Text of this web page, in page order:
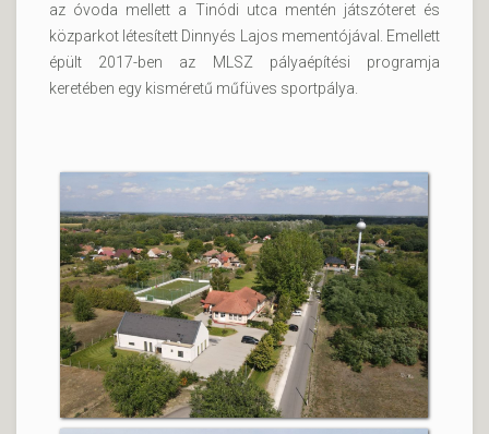
az óvoda mellett a Tinódi utca mentén játszóteret és
közparkot létesített Dinnyés Lajos mementójával. Emellett
épült 2017-ben az MLSZ pályaépítési programja
keretében egy kisméretű műfüves sportpálya.